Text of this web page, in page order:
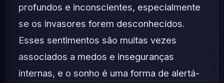
profundos e inconscientes, especialmente
se os invasores forem desconhecidos.
Esses sentimentos são muitas vezes
associados a medos e inseguranças
internas, e o sonho é uma forma de alertá-